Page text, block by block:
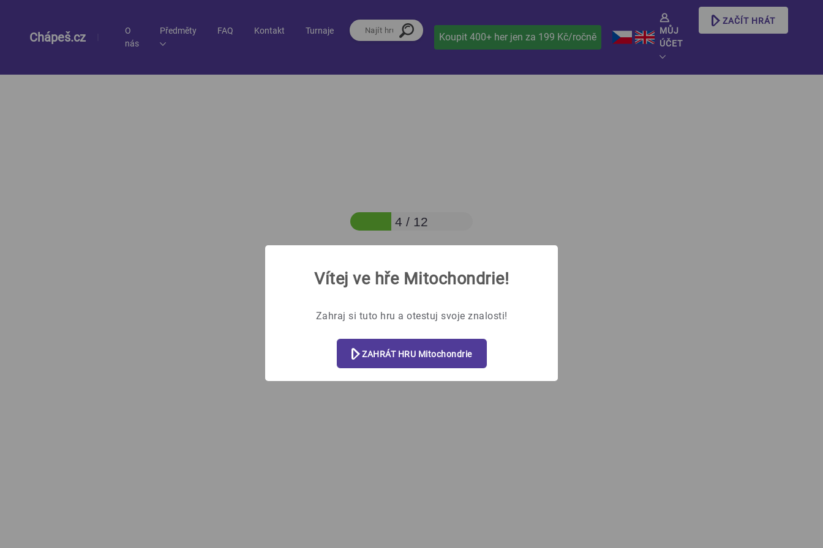
Chápeš.cz
O
nás
Předměty FAQ Kontakt Turnaje
Koupit 400+ her jen za 199 Kč/ročně
MŮJ
ÚČET
ZAČÍT HRÁT
4 / 12
Co je pravda?
Vítej ve hře Mitochondrie!
Zahraj si tuto hru a otestuj svoje znalosti!
ZAHRÁT HRU Mitochondrie
mtch se vyskytují téměř ve všech prokar. b.
mtch se vyskytujít témšř ve všech eukar. b.